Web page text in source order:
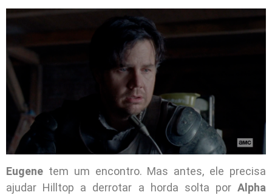
Eugene tem um encontro. Mas antes, ele precisa
ajudar Hilltop a derrotar a horda solta por Alpha